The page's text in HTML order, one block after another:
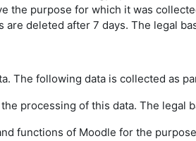
the purpose for which it was
deleted after 7 days. The legal
The following data is collected as
processing of this data. The legal
functions of Moodle for the